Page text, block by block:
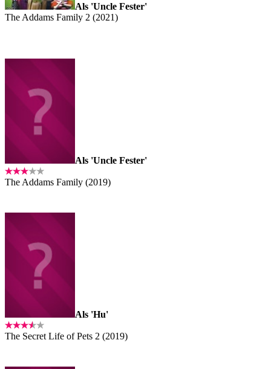
Als 'Uncle Fester'
The Addams Family 2 (2021)
Als 'Uncle Fester'
The Addams Family (2019)
Als 'Hu'
The Secret Life of Pets 2 (2019)